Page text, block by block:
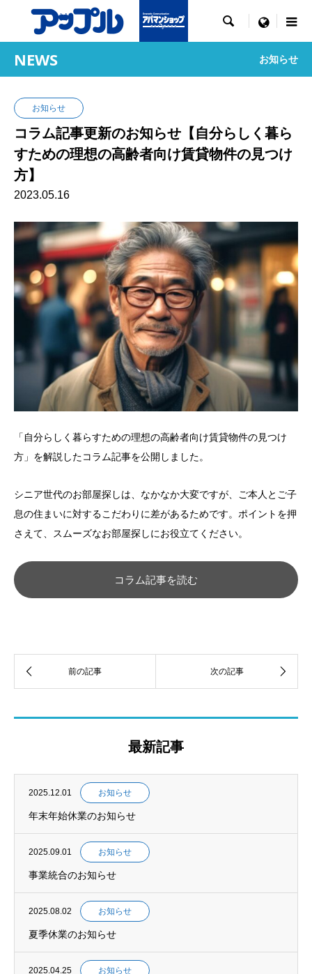
 menu
NEWS お知らせ
お知らせ
コラム記事更新のお知らせ【自分らしく暮ら
すための理想の高齢者向け賃貸物件の見つけ
方】
2023.05.16
「自分らしく暮らすための理想の高齢者向け賃貸物件の見つけ
方」を解説したコラム記事を公開しました。
シニア世代のお部屋探しは、なかなか大変ですが、ご本人とご子
息の住まいに対するこだわりに差があるためです。ポイントを押
さえて、スムーズなお部屋探しにお役立てください。
コラム記事を読む
最新記事
2025.12.01 お知らせ
年末年始休業のお知らせ
2025.09.01 お知らせ
事業統合のお知らせ
2025.08.02 お知らせ
夏季休業のお知らせ
2025.04.25 お知らせ